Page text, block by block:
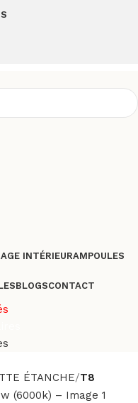
INTÉRIEURAMPOULES
BLOGSCONTACT
ÉTANCHE T8